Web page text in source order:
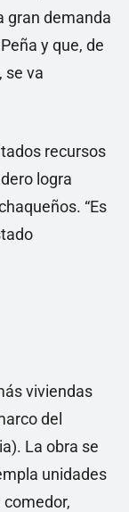
gran demanda
y que, de
se va
recursos
logra
“Es
viviendas
del
La obra se
unidades
comedor,